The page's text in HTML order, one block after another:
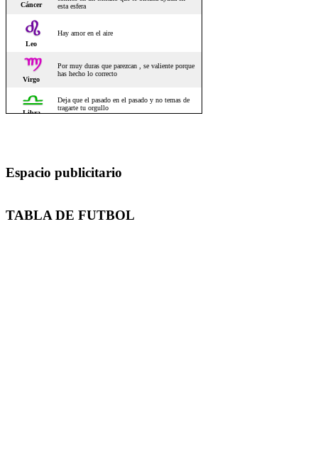
Espacio publicitario
TABLA DE FUTBOL